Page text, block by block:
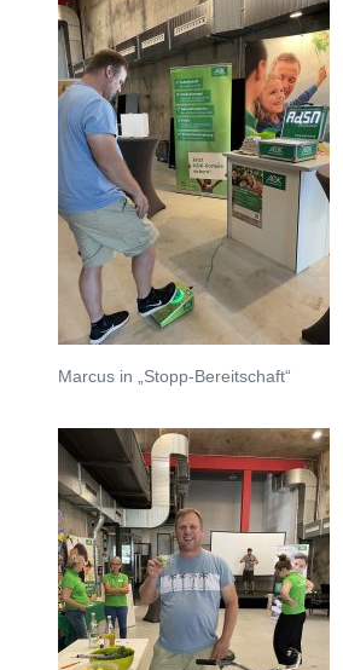
Marcus in „Stopp-Bereitschaft“